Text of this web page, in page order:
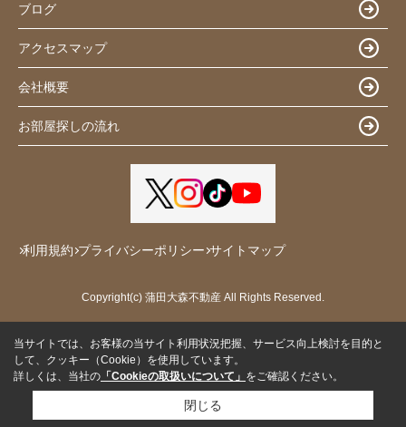
ブログ
アクセスマップ
会社概要
お部屋探しの流れ
利用規約 プライバシーポリシー サイトマップ
Copyright(c) 蒲田大森不動産 All Rights Reserved.
当サイトでは、お客様の当サイト利用状況把握、サービス向上検討を目的と
して、クッキー（Cookie）を使用しています。
詳しくは、当社の 「Cookieの取扱いについて」 をご確認ください。
閉じる